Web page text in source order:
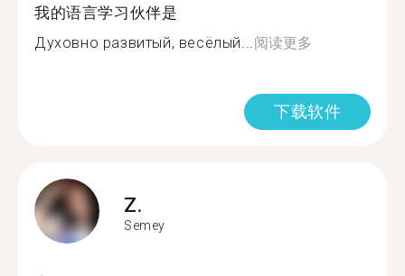
我的语言学习伙伴是
Духовно развитый, весёлый...阅读更多
下载软件
Z.
Semey